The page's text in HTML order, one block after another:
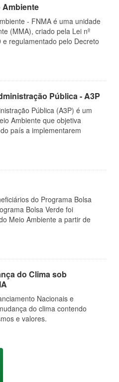
Ambiente
- FNMA é uma unidade
(MMA), criado pela Lei nº
regulamentado pelo Decreto
Pública - A3P
Pública (A3P) é um
Ambiente que objetiva
país a implementarem
do Programa Bolsa
Bolsa Verde foi
Meio Ambiente a partir de
do Clima sob
Nacionais e
do clima contendo
e valores.